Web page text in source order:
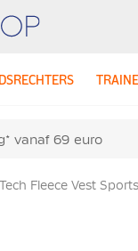
vanaf 69 euro
Fleece Vest